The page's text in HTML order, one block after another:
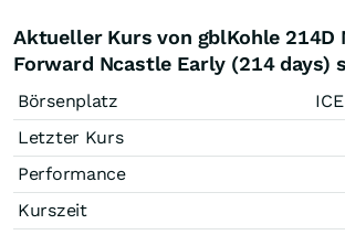
Aktueller Kurs von gblKohle 214D
Forward Ncastle Early (214 days)
Börsenplatz
Letzter Kurs
Performance
Kurszeit